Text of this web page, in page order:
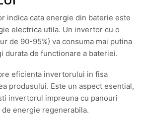
indica cata energie din baterie este
electrica utila. Un invertor cu o
de 90-95%) va consuma mai putina
durata de functionare a bateriei.
eficienta invertorului in fisa
produsului. Este un aspect esential,
invertorul impreuna cu panouri
energie regenerabila.